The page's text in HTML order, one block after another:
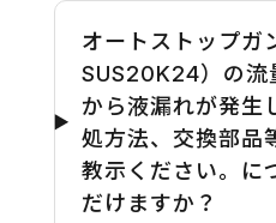
オートストップガ
SUS20K24）の流
から液漏れが発生
処方法、交換部品
教示ください。に
だけますか？